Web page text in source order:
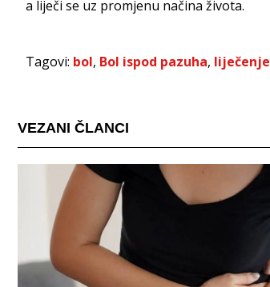
a liječi se uz promjenu načina života.
Tagovi: bol, Bol ispod pazuha, liječenje
VEZANI ČLANCI